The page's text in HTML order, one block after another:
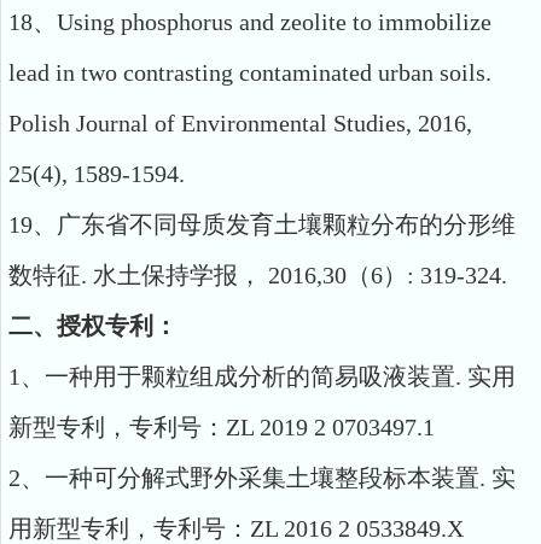
18、 Using phosphorus and zeolite to immobilize
lead in two contrasting contaminated urban soils.
Polish Journal of Environmental Studies, 2016,
25(4), 1589-1594.
19、广东省不同母质发育土壤颗粒分布的分形维
数特征. 水土保持学报， 2016,30 （6） : 319-324.
二、授权专利：
1、一种用于颗粒组成分析的简易吸液装置. 实用
新型专利，专利号：ZL 2019 2 0703497.1
2、一种可分解式野外采集土壤整段标本装置. 实
用新型专利，专利号：ZL 2016 2 0533849.X